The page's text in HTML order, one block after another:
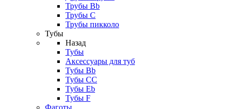
Трубы Bb
Трубы C
Трубы пикколо
Тубы
Назад
Тубы
Аксессуары для туб
Тубы Bb
Тубы CC
Тубы Eb
Тубы F
Фаготы